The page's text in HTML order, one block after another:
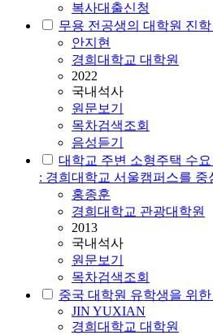
복사대출신청
무용 전공생의 대학원 진
안지현
경희대학교 대학원
2022
국내석사
원문보기
목차검색조회
음성듣기
대학교 주변 소형주택 수
: 경희대학교 서울캠퍼스를 중
홍종훈
경희대학교 관광대학원
2013
국내석사
원문보기
목차검색조회
중국 대학원 유학생을 위
JIN YUXIAN
경희대학교 대학원